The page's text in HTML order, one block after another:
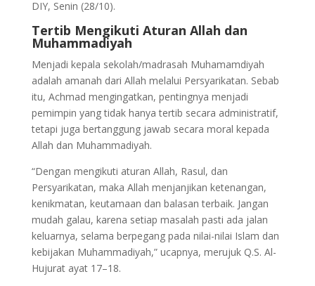
DIY, Senin (28/10).
Tertib Mengikuti Aturan Allah dan
Muhammadiyah
Menjadi kepala sekolah/madrasah Muhamamdiyah
adalah amanah dari Allah melalui Persyarikatan. Sebab
itu, Achmad mengingatkan, pentingnya menjadi
pemimpin yang tidak hanya tertib secara administratif,
tetapi juga bertanggung jawab secara moral kepada
Allah dan Muhammadiyah.
“Dengan mengikuti aturan Allah, Rasul, dan
Persyarikatan, maka Allah menjanjikan ketenangan,
kenikmatan, keutamaan dan balasan terbaik. Jangan
mudah galau, karena setiap masalah pasti ada jalan
keluarnya, selama berpegang pada nilai-nilai Islam dan
kebijakan Muhammadiyah,” ucapnya, merujuk Q.S. Al-
Hujurat ayat 17–18.